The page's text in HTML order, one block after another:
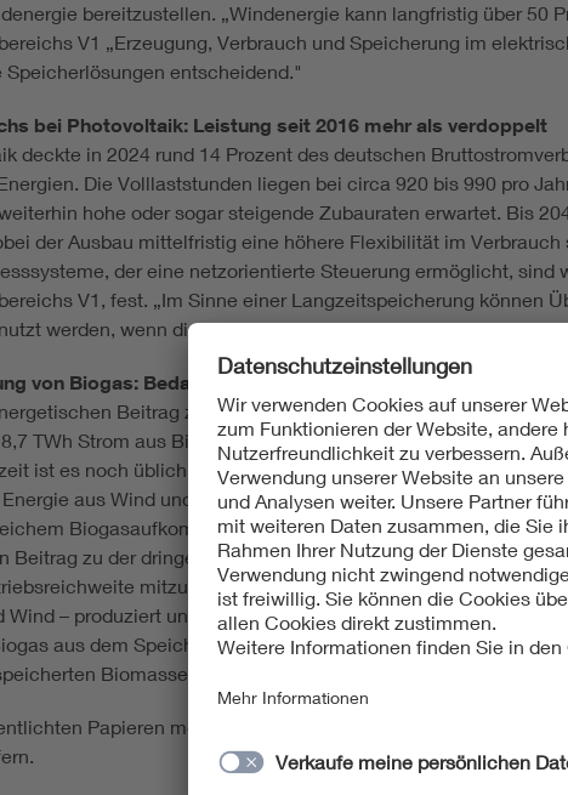
bereitzustellen. „Windenergie kann langfristig über 50
V1 „Erzeugung, Verbrauch und Speicherung im
Speicherlösungen entscheidend."
bei Photovoltaik: Leistung seit 2016 mehr als verdoppelt
deckte in 2024 rund 14 Prozent des deutschen
Die Volllaststunden liegen bei circa 920 bis 990 pro
hohe oder sogar steigende Zubauraten erwartet. Bis
der Ausbau mittelfristig eine höhere Flexibilität im
der eine netzorientierte Steuerung ermöglicht,
V1, fest. „Im Sinne einer Langzeitspeicherung können
werden, wenn dies wirtschaftlich darstellbar ist.“
von Biogas: Bedarfsabhängige Verstromung als Ziel
Beitrag zur Stromerzeugung aus Biomasse leistet
TWh Strom aus Biogas und etwa 3 TWh aus Biomethan
ist es noch üblich, Biogas-Kraft-Wärme-Kopplungs-
aus Wind und Sonne. Um in Zukunft einen
Biogasaufkommen kann dadurch die Leistung der
Beitrag zu der dringend benötigten flexibel einsetzbaren
mitzudenken. Die Ruhereichweite gibt an, wie
Wind – produziert und in den Speicher eingespeist werden
aus dem Speicher betrieben werden kann, um in einer
Biomasse-Vorräte und eine steuerbare
Papieren möchte die VDE ETG fundierte Impulse für